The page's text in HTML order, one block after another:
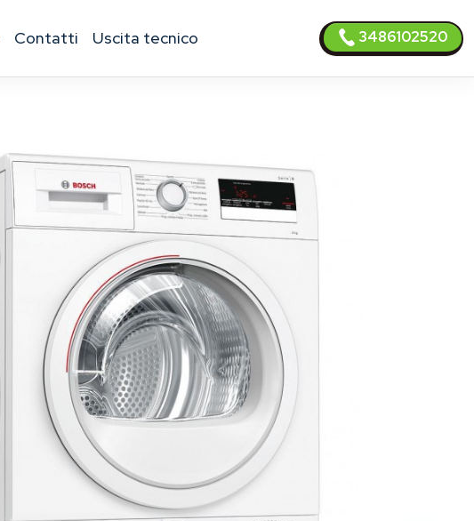
contatti uscita tecnico 3486102520